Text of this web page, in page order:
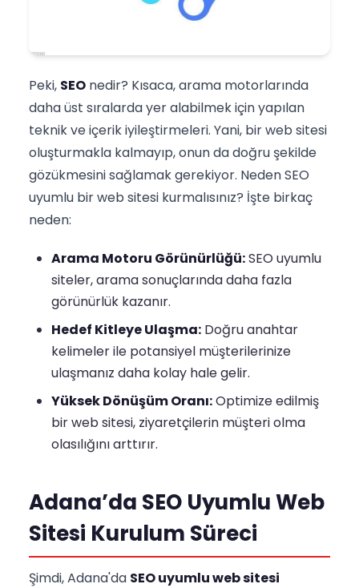
Peki, SEO nedir? Kısaca, arama motorlarında
daha üst sıralarda yer alabilmek için yapılan
teknik ve içerik iyileştirmeleri. Yani, bir web sitesi
oluşturmakla kalmayıp, onun da doğru şekilde
gözükmesini sağlamak gerekiyor. Neden SEO
uyumlu bir web sitesi kurmalısınız? İşte birkaç
neden:
Arama Motoru Görünürlüğü:SEO uyumlu
siteler, arama sonuçlarında daha fazla
görünürlük kazanır.
Hedef Kitleye Ulaşma: Doğru anahtar
kelimeler ile potansiyel müşterilerinize
ulaşmanız daha kolay hale gelir.
Yüksek Dönüşüm Oranı:Optimize edilmiş
bir web sitesi, ziyaretçilerin müşteri olma
olasılığını arttırır.
Adana’da SEO Uyumlu Web
Sitesi Kurulum Süreci
Şimdi, Adana'da SEO uyumlu web sitesi